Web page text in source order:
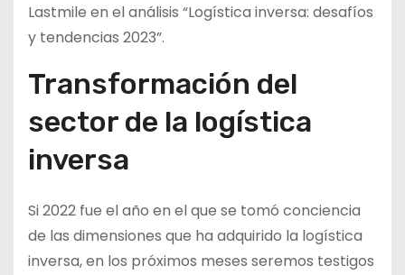
Lastmile en el análisis “Logística inversa: desafíos
y tendencias 2023”.
Transformación del
sector de la logística
inversa
Si 2022 fue el año en el que se tomó conciencia
de las dimensiones que ha adquirido la logística
inversa, en los próximos meses seremos testigos